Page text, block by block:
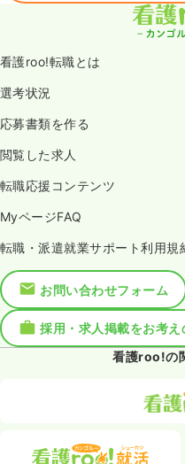
看護roo!転職とは
選考状況
応募書類を作る
閲覧した求人
転職応援コンテンツ
MyページFAQ
転職・派遣就業サポート利用
お問い合わせフォーム
採用・求人掲載をお考え
看護roo!の